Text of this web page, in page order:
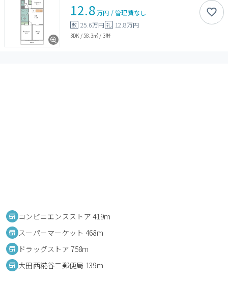
12.8万円 /管理費なし
敷 25.6万円 礼 12.8万円
3DK /58.3㎡ / 3階
コンビニエンスストア 419m
スーパーマーケット 468m
ドラッグストア 758m
大田西糀谷二郵便局 139m